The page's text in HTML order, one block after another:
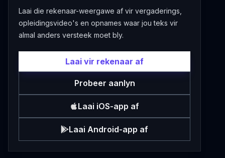
Laai die rekenaar-weergawe af vir vergaderings,
opleidingsvideo's en opnames waar jou teks vir
almal anders versteek moet bly.
Laai vir rekenaar af
Probeer aanlyn
Laai iOS-app af
Laai Android-app af